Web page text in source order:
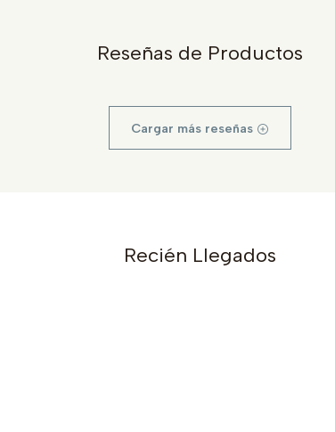
Reseñas de Productos
Cargar más reseñas
Recién Llegados